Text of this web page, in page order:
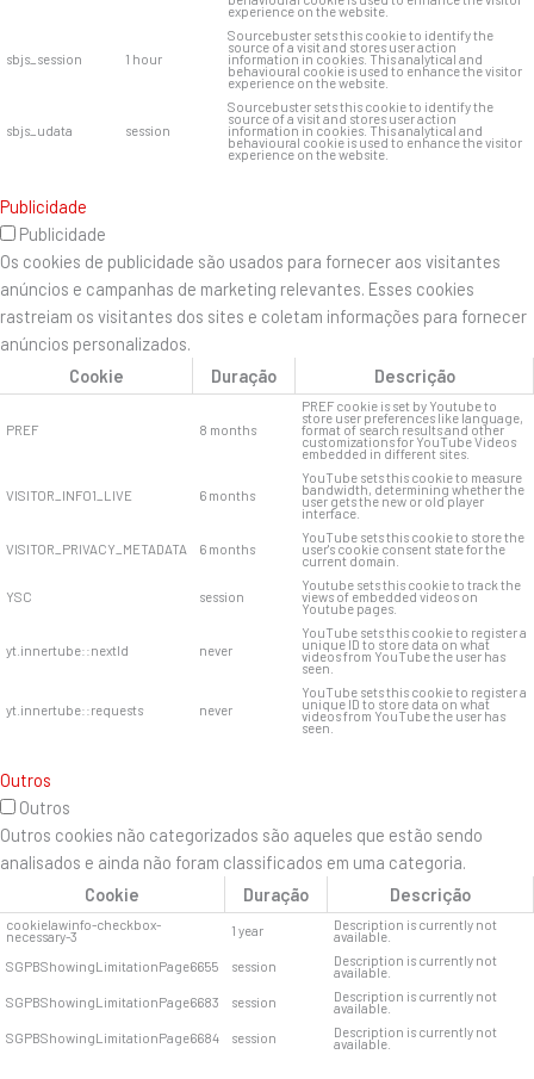
experience on the website.
sbjs_session 1 hour
Sourcebuster sets this cookie to identify the
source of a visit and stores user action
information in cookies. This analytical and
behavioural cookie is used to enhance the visitor
experience on the website.
sbjs_udata session
Sourcebuster sets this cookie to identify the
source of a visit and stores user action
information in cookies. This analytical and
behavioural cookie is used to enhance the visitor
experience on the website.
Publicidade
Publicidade
Os cookies de publicidade são usados ​​para fornecer aos visitantes
anúncios e campanhas de marketing relevantes. Esses cookies
rastreiam os visitantes dos sites e coletam informações para fornecer
anúncios personalizados.
Cookie
Duração Descrição
PREF 8 months
PREF cookie is set by Youtube to
store user preferences like language,
format of search results and other
customizations for YouTube Videos
embedded in different sites.
VISITOR_INFO1_LIVE 6 months
YouTube sets this cookie to measure
bandwidth, determining whether the
user gets the new or old player
interface.
VISITOR_PRIVACY_METADATA 6 months
YouTube sets this cookie to store the
user's cookie consent state for the
current domain.
YSC session
Youtube sets this cookie to track the
views of embedded videos on
Youtube pages.
yt.innertube::nextId never
YouTube sets this cookie to register a
unique ID to store data on what
videos from YouTube the user has
seen.
yt.innertube::requests never
YouTube sets this cookie to register a
unique ID to store data on what
videos from YouTube the user has
seen.
Outros
Outros
Outros cookies não categorizados são aqueles que estão sendo
analisados ​​e ainda não foram classificados em uma categoria.
Cookie
Duração Descrição
cookielawinfo-checkbox-
necessary-3 1 year Description is currently not
available.
SGPBShowingLimitationPage6655
session Description is currently not
available.
SGPBShowingLimitationPage6683
session Description is currently not
available.
SGPBShowingLimitationPage6684
session Description is currently not
available.